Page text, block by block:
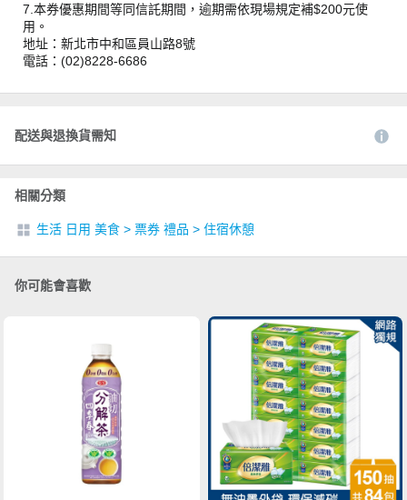
7.本券優惠期間等同信託期間，逾期需依現場規定補$200元使
用。
地址：新北市中和區員山路8號
電話：(02)8228-6686
配送與退換貨需知
相關分類
生活 日用 美食 > 票券 禮品 > 住宿休憩
你可能會喜歡